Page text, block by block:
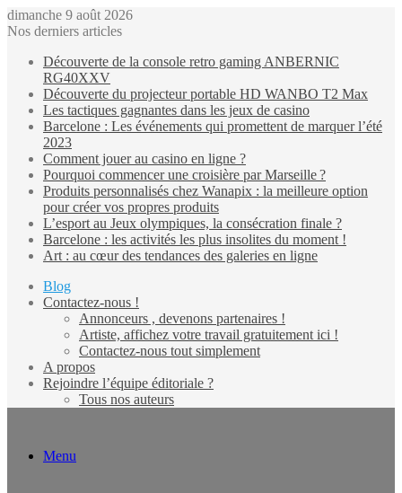
dimanche 9 août 2026
Nos derniers articles
Découverte de la console retro gaming ANBERNIC
RG40XXV
Découverte du projecteur portable HD WANBO T2 Max
Les tactiques gagnantes dans les jeux de casino
Barcelone : Les événements qui promettent de marquer l’été
2023
Comment jouer au casino en ligne ?
Pourquoi commencer une croisière par Marseille ?
Produits personnalisés chez Wanapix : la meilleure option
pour créer vos propres produits
L’esport au Jeux olympiques, la consécration finale ?
Barcelone : les activités les plus insolites du moment !
Art : au cœur des tendances des galeries en ligne
Blog
Contactez-nous !
Annonceurs , devenons partenaires !
Artiste, affichez votre travail gratuitement ici !
Contactez-nous tout simplement
A propos
Rejoindre l’équipe éditoriale ?
Tous nos auteurs
Menu